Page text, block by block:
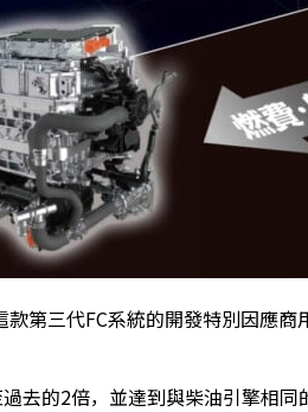
第三代FC系統的開發特別因應
去的2倍，並達到與柴油引擎相同